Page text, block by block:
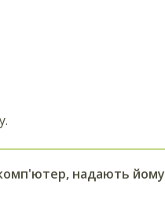
комп'ютер, надають йому